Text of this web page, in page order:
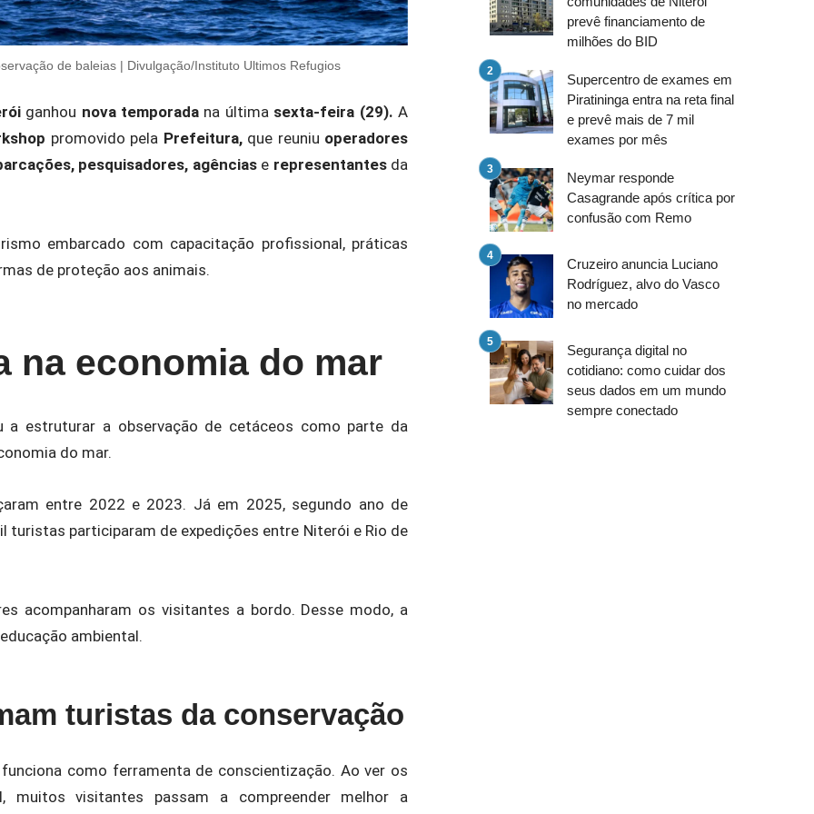
de baleias | Divulgação/Instituto Ultimos Refugios
ganhou nova temporada na última sexta-feira (29). A
promovido pela Prefeitura,que reuniu operadores
pesquisadores, agênciase representantesda
embarcado com capacitação profissional, práticas
de proteção aos animais.
na economia do mar
a estruturar a observação de cetáceos como parte da
do mar.
entre 2022 e 2023. Já em 2025, segundo ano de
turistas participaram de expedições entre Niterói e Rio de
acompanharam os visitantes a bordo. Desse modo, a
ambiental.
turistas da conservação
como ferramenta de conscientização. Ao ver os
muitos visitantes passam a compreender melhor a
prevê financiamento de
milhões do BID
Supercentro de exames em
Piratininga entra na reta final
e prevê mais de 7 mil
exames por mês
Neymar responde
Casagrande após crítica por
confusão com Remo
Cruzeiro anuncia Luciano
Rodríguez, alvo do Vasco
no mercado
Segurança digital no
cotidiano: como cuidar dos
seus dados em um mundo
sempre conectado